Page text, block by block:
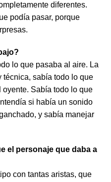
diferentes.
podía pasar, porque
lo que pasaba al aire. La
técnica, sabía todo lo que
Sabía todo lo que
si había un sonido
y sabía manejar
el personaje que daba a
con tantas aristas, que